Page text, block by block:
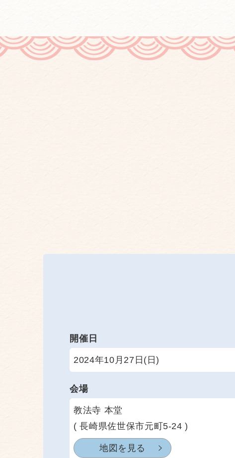
開催日
2024年10月27日(日)
会場
教法寺 本堂
( 長崎県佐世保市元町5-24 )
地図を見る